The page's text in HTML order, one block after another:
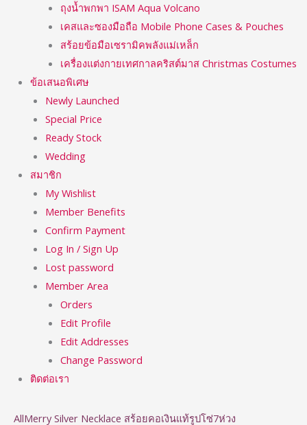
ถุงน้ำพกพา ISAM Aqua Volcano
เคสและซองมือถือ Mobile Phone Cases & Pouches
สร้อยข้อมือเซรามิคพลังแม่เหล็ก
เครื่องแต่งกายเทศกาลคริสต์มาส Christmas Costumes
ข้อเสนอพิเศษ
Newly Launched
Special Price
Ready Stock
Wedding
สมาชิก
My Wishlist
Member Benefits
Confirm Payment
Log In / Sign Up
Lost password
Member Area
Orders
Edit Profile
Edit Addresses
Change Password
ติดต่อเรา
AllMerry Silver Necklace สร้อยคอเงินแท้รูปโซ่7ห่วง